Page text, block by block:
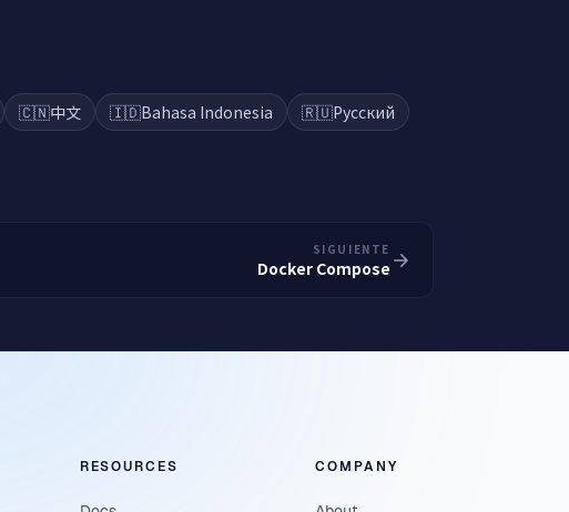
🇨🇳中文 🇮🇩Bahasa Indonesia 🇷🇺Русский
SIGUIENTE
Docker Compose
RESOURCES COMPANY